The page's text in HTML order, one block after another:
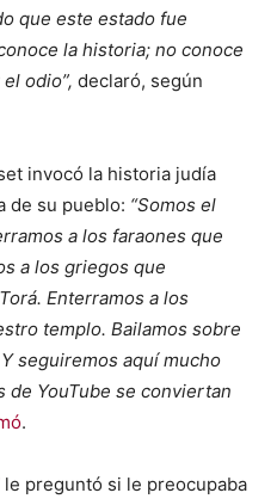
que este estado fue
la historia; no conoce
odio”, declaró, según
invocó la historia judía
de su pueblo: “Somos el
a los faraones que
a los griegos que
Enterramos a los
templo. Bailamos sobre
seguiremos aquí mucho
de YouTube se conviertan
.
le preguntó si le preocupaba